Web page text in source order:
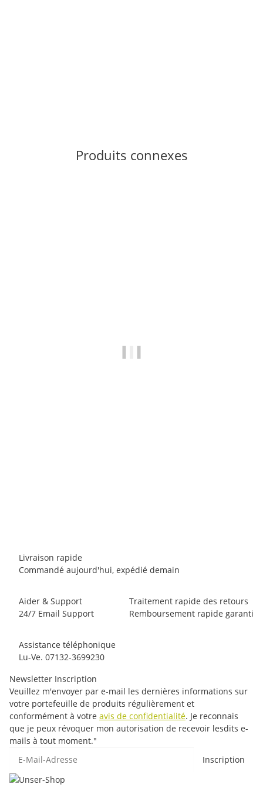
Produits connexes
Livraison rapide
Commandé aujourd'hui, expédié demain
Aider & Support
24/7 Email Support
Traitement rapide des retours
Remboursement rapide garanti
Assistance téléphonique
Lu-Ve. 07132-3699230
Newsletter Inscription
Veuillez m'envoyer par e-mail les dernières informations sur
votre portefeuille de produits régulièrement et
conformément à votre avis de confidentialité. Je reconnais
que je peux révoquer mon autorisation de recevoir lesdits e-
mails à tout moment."
Inscription